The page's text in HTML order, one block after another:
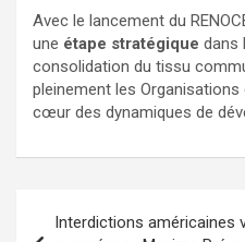
Avec le lancement du
une étape stratégique dans
consolidation du tissu
pleinement les
cœur des dynamiques de
Interdictions américaines